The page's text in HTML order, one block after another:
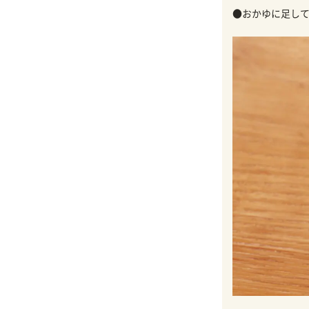
●おかゆに足し